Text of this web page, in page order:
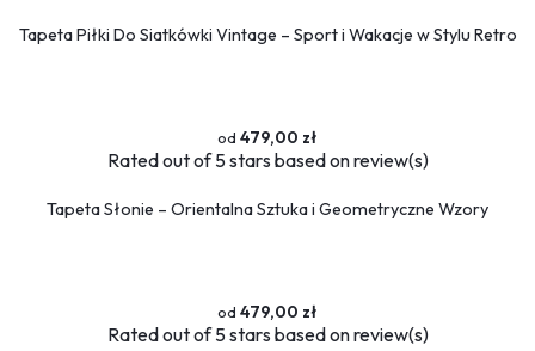
Tapeta Piłki Do Siatkówki Vintage – Sport i Wakacje w Stylu Retro
479,00 zł
Ratedout of 5 stars based onreview(s)
Tapeta Słonie – Orientalna Sztuka i Geometryczne Wzory
479,00 zł
Ratedout of 5 stars based onreview(s)